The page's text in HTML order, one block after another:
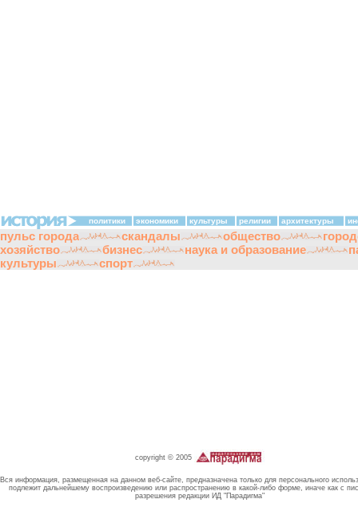
политики экономики культуры религии архитектуры
пульс города скандалы общество
хозяйство
бизнес наука и образование
культуры
спорт
copyright © 2005
Вся информация, размещенная на данном веб-сайте, предназначена только для персонального
подлежит дальнейшему воспроизведению или распространению в какой-либо форме, иначе как с
разрешения редакции ИД "Парадигма"